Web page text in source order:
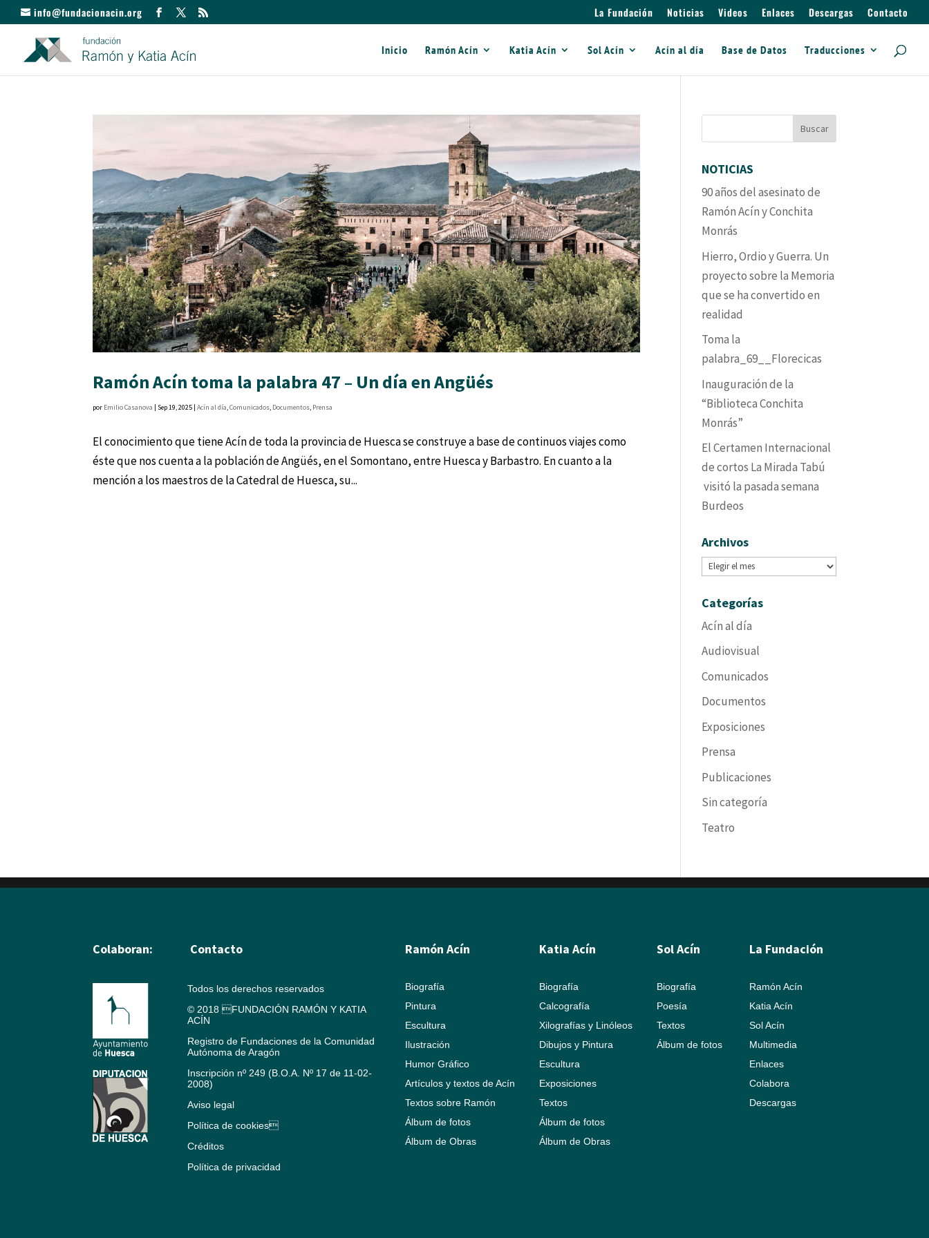
info@fundacionacin.org La Fundación Noticias Videos Enlaces Descargas Contacto
Inicio Ramón Acín Katia Acín Sol Acín Acín al día Base de Datos Traducciones
Ramón Acín toma la palabra 47 – Un día en Angüés
por Emilio Casanova Sep 19, 2025 |Acín al día,Comunicados, Documentos, Prensa
El conocimiento que tiene Acín de toda la provincia de Huesca se construye a base de continuos viajes como
éste que nos cuenta a la población de Angüés, en el Somontano, entre Huesca y Barbastro. En cuanto a la
mención a los maestros de la Catedral de Huesca, su...
NOTICIAS
90 años del asesinato de
Ramón Acín y Conchita
Monrás
Hierro, Ordio y Guerra. Un
proyecto sobre la Memoria
que se ha convertido en
realidad
Toma la
palabra_69__Florecicas
Inauguración de la
“Biblioteca Conchita
Monrás”
El Certamen Internacional
de cortos La Mirada Tabú
visitó la pasada semana
Burdeos
Archivos
Archivos
Categorías
Acín al día
Audiovisual
Comunicados
Documentos
Exposiciones
Prensa
Publicaciones
Sin categoría
Teatro
Colaboran: Contacto
Todos los derechos reservados
© 2018 FUNDACIÓN RAMÓN Y KATIA
ACÍN
Registro de Fundaciones de la Comunidad
Autónoma de Aragón
Inscripción nº 249 (B.O.A. Nº 17 de 11-02-
2008)
Aviso legal
Política de cookies
Créditos
Política de privacidad
Ramón Acín
Biografía
Pintura
Escultura
Ilustración
Humor Gráfico
Artículos y textos de Acín
Textos sobre Ramón
Álbum de fotos
Álbum de Obras
Katia Acín
Biografía
Calcografía
Xilografías y Linóleos
Dibujos y Pintura
Escultura
Exposiciones
Textos
Álbum de fotos
Álbum de Obras
Sol Acín
Biografía
Poesía
Textos
Álbum de fotos
La Fundación
Ramón Acín
Katia Acín
Sol Acín
Multimedia
Enlaces
Colabora
Descargas